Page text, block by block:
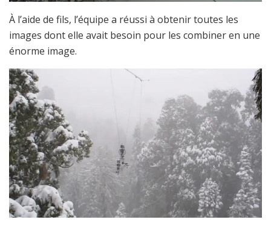
À l’aide de fils, l’équipe a réussi à obtenir toutes les
images dont elle avait besoin pour les combiner en une
énorme image.